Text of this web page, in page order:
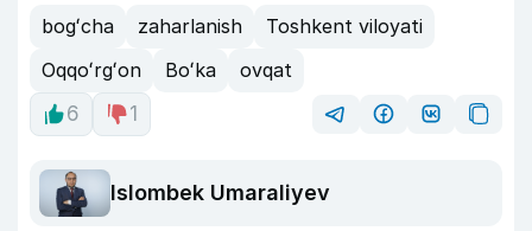
bogʻcha zaharlanish
Toshkent viloyati
Oqqoʻrgʻon
Boʻka
ovqat
6
1
Islombek Umaraliyev